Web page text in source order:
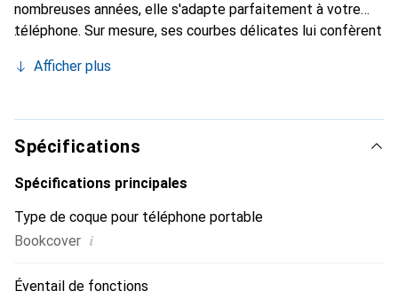
nombreuses années, elle s'adapte parfaitement à votre
téléphone. Sur mesure, ses courbes délicates lui confèrent
et indispensable de votre smartphone. Reconnaître
marque Noreve est un choix sûr pour une clientèle
exigeante.
Afficher plus
Spécifications
Spécifications principales
Type de coque pour téléphone portable
Bookcover i
Éventail de fonctions